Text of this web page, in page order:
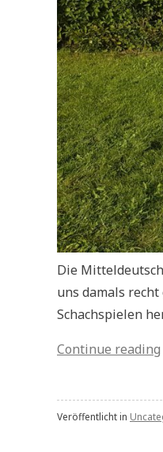
Die
uns damals
Schachspielen
Continue reading
Veröffentlicht in